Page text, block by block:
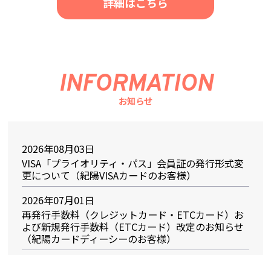
INFORMATION
お知らせ
2026年08月03日
VISA「プライオリティ・パス」会員証の発行形式変
更について（紀陽VISAカードのお客様）
2026年07月01日
再発行手数料（クレジットカード・ETCカード）お
よび新規発行手数料（ETCカード）改定のお知らせ
（紀陽カードディーシーのお客様）